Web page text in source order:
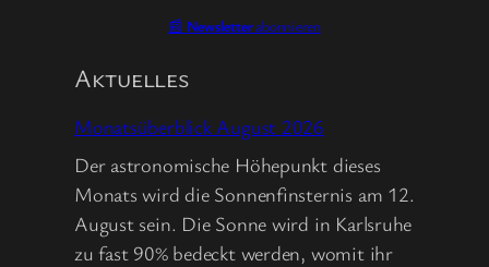
📰 Newsletterabonnieren
Aktuelles
Monatsüberblick August 2026
Der astronomische Höhepunkt dieses
Monats wird die Sonnenfinsternis am 12.
August sein. Die Sonne wird in Karlsruhe
zu fast 90% bedeckt werden, womit ihr